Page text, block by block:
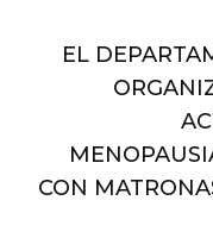
EL
CON